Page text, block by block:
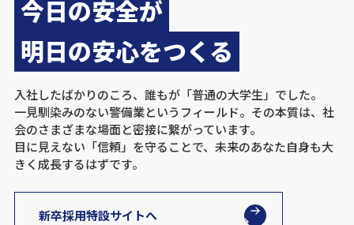
今日の安全が
明日の安心をつくる
入社したばかりのころ、誰もが「普通の大学生」でした。
一見馴染みのない警備業というフィールド。その本質は、社
会のさまざまな場面と密接に繋がっています。
目に見えない「信頼」を守ることで、未来のあなた自身も大
きく成長するはずです。
新卒採用特設サイトへ